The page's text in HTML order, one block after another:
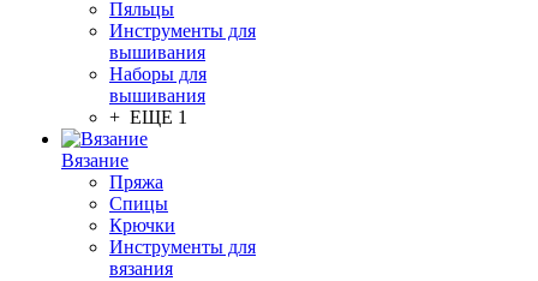
Пяльцы
Инструменты для
вышивания
Наборы для
вышивания
+ ЕЩЕ 1
Вязание
Пряжа
Спицы
Крючки
Инструменты для
вязания